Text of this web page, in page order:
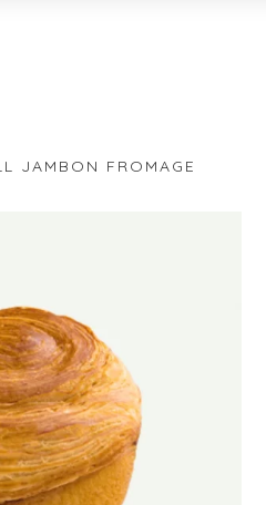
JAMBON FROMAGE